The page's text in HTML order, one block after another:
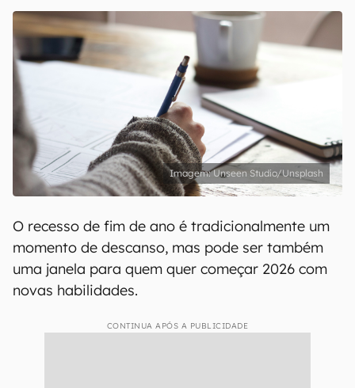
Uso e Política de Privacidade do Canaltech.
Unseen Studio/Unsplash
O recesso de fim de ano é tradicionalmente um
momento de descanso, mas pode ser também
uma janela para quem quer começar 2026 com
novas habilidades.
CONTINUA APÓS A PUBLICIDADE